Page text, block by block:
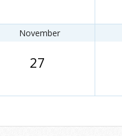
November
27